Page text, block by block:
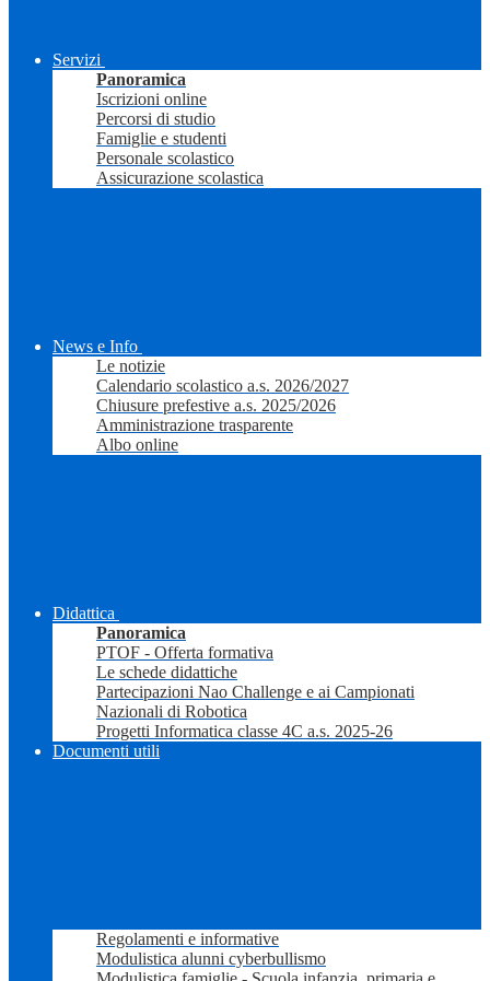
Servizi
Panoramica
Iscrizioni online
Percorsi di studio
Famiglie e studenti
Personale scolastico
Assicurazione scolastica
News e Info
Le notizie
Calendario scolastico a.s. 2026/2027
Chiusure prefestive a.s. 2025/2026
Amministrazione trasparente
Albo online
Didattica
Panoramica
PTOF - Offerta formativa
Le schede didattiche
Partecipazioni Nao Challenge e ai Campionati
Nazionali di Robotica
Progetti Informatica classe 4C a.s. 2025-26
Documenti utili
Regolamenti e informative
Modulistica alunni cyberbullismo